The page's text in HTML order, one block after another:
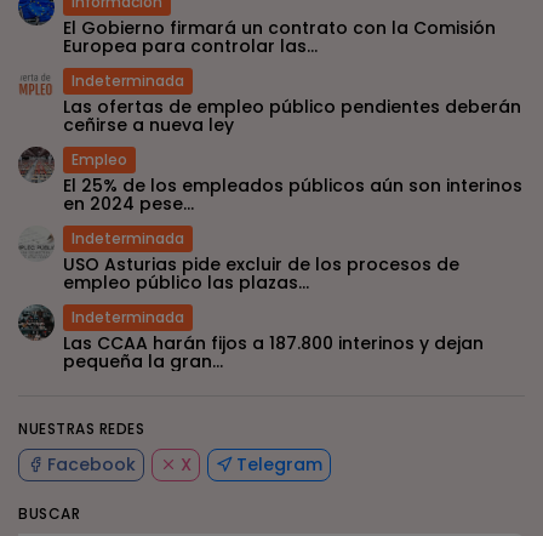
NUESTRAS REDES
Facebook X Telegram
BUSCAR
El Gobierno firmará un contrato con la Comisión
Europea para controlar las...
Indeterminada
Las ofertas de empleo público pendientes deberán
ceñirse a nueva ley
Empleo
El 25% de los empleados públicos aún son interinos
en 2024 pese...
Indeterminada
USO Asturias pide excluir de los procesos de
empleo público las plazas...
Indeterminada
Las CCAA harán fijos a 187.800 interinos y dejan
pequeña la gran...